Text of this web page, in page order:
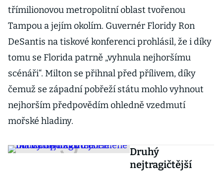
třímilionovou metropolitní oblast tvořenou
Tampou a jejím okolím. Guvernér Floridy Ron
DeSantis na tiskové konferenci prohlásil, že i díky
tomu se Florida patrně „vyhnula nejhoršímu
scénáři“. Milton se přihnal před přílivem, díky
čemuž se západní pobřeží státu mohlo vyhnout
nejhorším předpovědím ohledně vzedmutí
mořské hladiny.
Druhý
nejtragičtější